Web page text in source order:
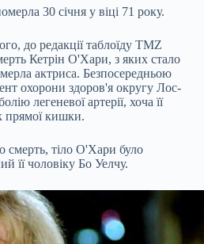
30 січня у віці 71 року.
до редакції таблоїду TMZ
Кетрін О'Хари, з яких стало
актриса. Безпосередньою
охорони здоров'я округу Лос-
легеневої артерії, хоча її
прямої кишки.
смерть, тіло О'Хари було
її чоловіку Бо Уелчу.